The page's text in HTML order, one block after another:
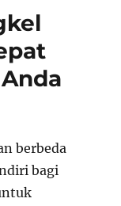
berbeda
bagi